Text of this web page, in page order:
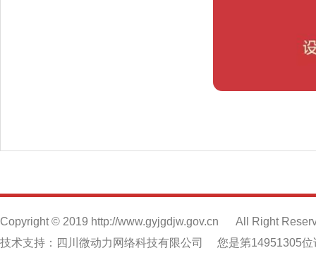
Copyright © 2019 http://www.gyjgdjw.gov.cn
All Right
技术支持：四川微动力网络科技有限公司
您是第14951305位